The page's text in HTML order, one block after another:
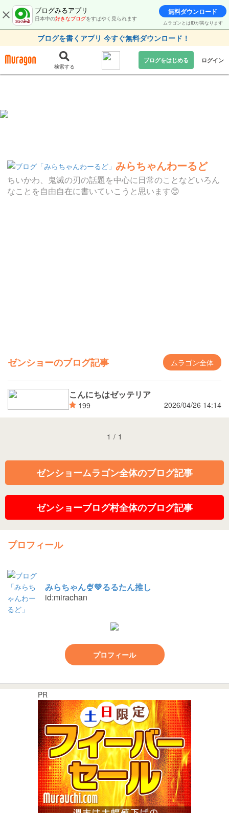
ブログみるアプリ
日本中の好きなブログをすばやく見られます
無料ダウンロード
ムラゴンとはIDが異なります
ブログを書くアプリ 今すぐ無料ダウンロード！
検索する
ブログをはじめる ログイン
みらちゃんわーるど
ちいかわ、鬼滅の刃の話題を中心に日常のことなどいろん
なことを自由自在に書いていこうと思います😊
ゼンショーのブログ記事 ムラゴン全体
こんにちはゼッテリア
199 2026/04/26 14:14
1 / 1
ゼンショームラゴン全体のブログ記事
ゼンショーブログ村全体のブログ記事
プロフィール
みらちゃん🍨💚るるたん推し
id:mirachan
プロフィール
PR